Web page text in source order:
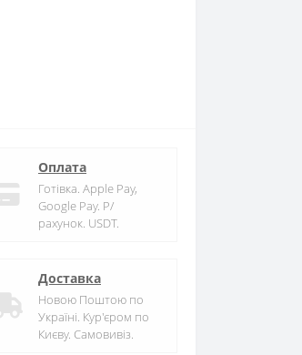
Оплата
Готівка. Apple Pay,
Google Pay. Р/
рахунок. USDT.
Доставка
Новою Поштою по
Україні. Кур'єром по
Києву. Самовивіз.